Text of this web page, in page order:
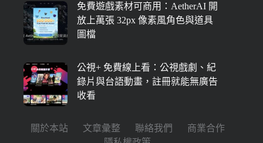
免費遊戲素材可商用：AetherAI 開
放上萬張 32px 像素風角色與道具
圖檔
公視+ 免費線上看：公視戲劇、紀
錄片與台語動畫，註冊就能無廣告
收看
關於本站 文章彙整 聯絡我們
商業合作